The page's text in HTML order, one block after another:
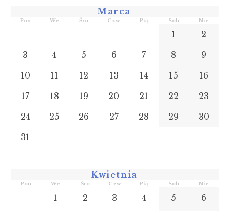
Marca
Pon We Śro Czw Pią Sob Nie
1
2
3
4 5 6 7 8
9
10
11 12 13 14 15
16
17
18 19 20 21 22
23
24
25 26 27 28 29
30
31
Kwietnia
Pon We Śro Czw Pią Sob Nie
1 2 3 4 5
6